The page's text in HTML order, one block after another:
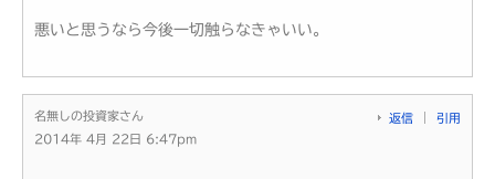
悪いと思うなら今後一切触らなきゃいい。
名無しの投資家さん
2014年 4月 22日 6:47pm
返信 引用